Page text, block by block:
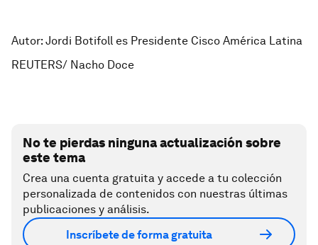
Autor: Jordi Botifoll es Presidente Cisco América Latina
REUTERS/ Nacho Doce
No te pierdas ninguna actualización sobre
este tema
Crea una cuenta gratuita y accede a tu colección
personalizada de contenidos con nuestras últimas
publicaciones y análisis.
Inscríbete de forma gratuita